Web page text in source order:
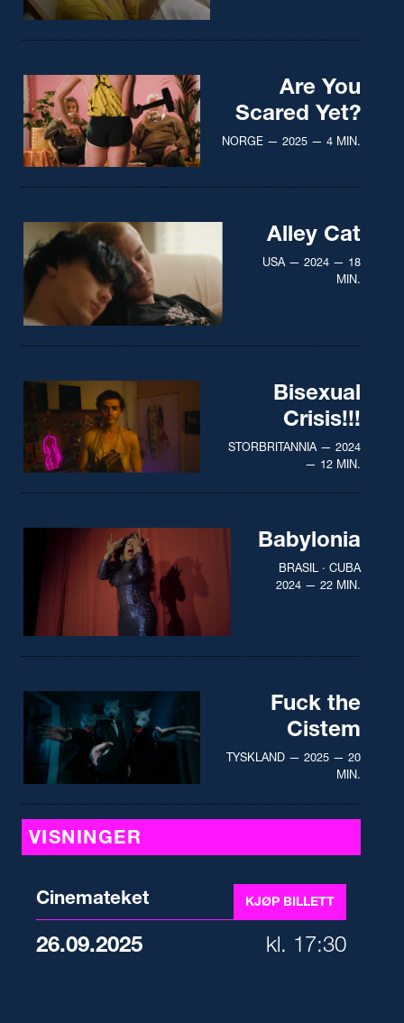
Are You
Scared Yet?
NORGE — 2025 — 4 MIN.
Alley Cat
USA — 2024 — 18
MIN.
Bisexual
Crisis!!!
STORBRITANNIA — 2024
— 12 MIN.
Babylonia
BRASIL · CUBA
2024 — 22 MIN.
Fuck the
Cistem
TYSKLAND — 2025 — 20
MIN.
VISNINGER
Cinemateket KJØP BILLETT
26.09.2025 kl. 17:30